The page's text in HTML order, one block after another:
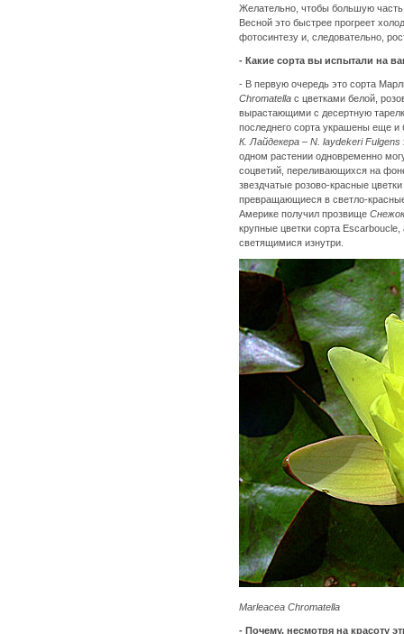
Желательно, чтобы большую
Весной это быстрее прогреет
фотосинтезу и, следовательно,
- Какие сорта вы испытали на
- В первую очередь это сорта
Chromatella с цветками белой,
вырастающими с десертную
последнего сорта украшены еще
К. Лайдекера – N. laydekeri Fulgens
одном растении одновременно
соцветий, переливающихся на
звездчатые розово-красные
превращающиеся в светло-
Америке получил прозвище
крупные цветки сорта
светящимися изнутри.
Marleacea Chromatella
- Почему, несмотря на красоту